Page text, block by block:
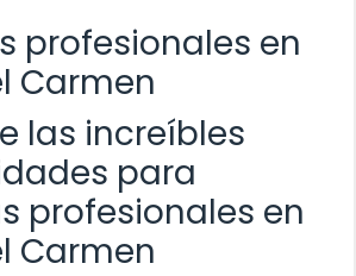
profesionales en
Carmen
las increíbles
para
profesionales en
Carmen